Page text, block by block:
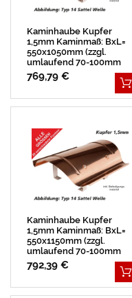
Kaminhaube Kupfer
1,5mm Kaminmaß: BxL=
550x1050mm (zzgl.
umlaufend 70-100mm
Überstand)
769,79 €
Kaminhaube Kupfer
1,5mm Kaminmaß: BxL=
550x1150mm (zzgl.
umlaufend 70-100mm
Überstand)
792,39 €